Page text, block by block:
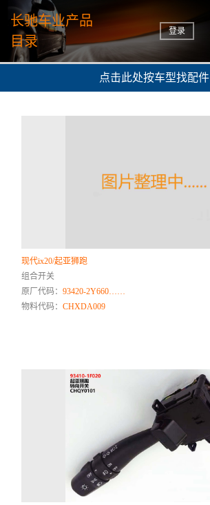
长驰车业产品
目录
登录
点击此处按车型找配件
现代ix20/起亚狮跑
组合开关
原厂代码：93420-2Y660……
物料代码：CHXDA009